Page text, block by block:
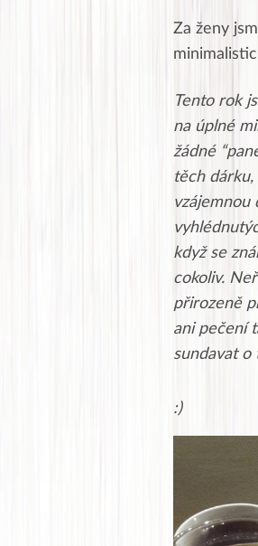
Za ženy
Tento rok
na úplné
žádné
těch
vzájemnou
když se
cokoliv.
přirozeně
ani pečení
sundavat o
:)